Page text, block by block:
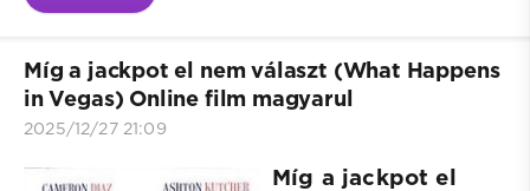
Míg a jackpot el nem választ (What Happens
in Vegas) Online film magyarul
2025/12/27 21:09
Míg a jackpot el